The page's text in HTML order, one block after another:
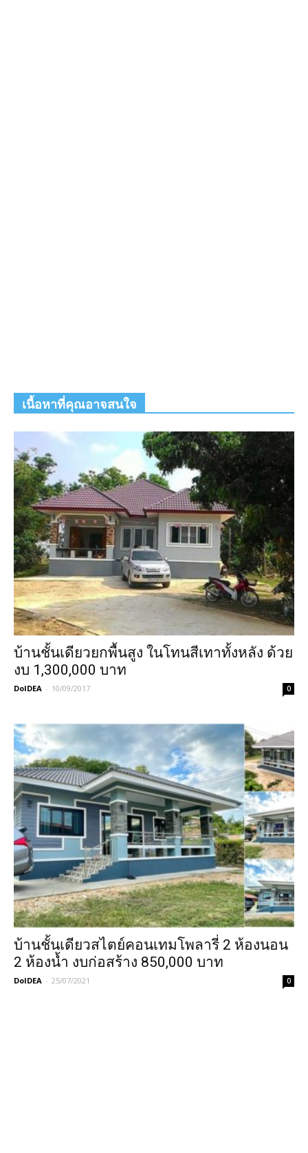
เนื้อหาที่คุณอาจสนใจ
บ้านชั้นเดียวยกพื้นสูง ในโทนสีเทาทั้งหลัง ด้วย
งบ 1,300,000 บาท
DoIDEA - 10/09/2017 0
บ้านชั้นเดียวสไตย์คอนเทมโพลารี่ 2 ห้องนอน
2 ห้องน้ำ งบก่อสร้าง 850,000 บาท
DoIDEA - 25/07/2021 0